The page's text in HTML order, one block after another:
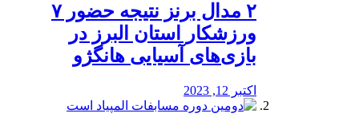
۲ مدال برنز نتیجه حضور ۷
ورزشکار استان البرز در
بازی‌های آسیایی هانگژو
اکتبر 12, 2023